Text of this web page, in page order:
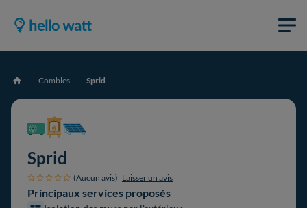
Accueil Combles Sprid
Sprid
(Aucun avis) Laisser un avis
Principaux services proposés